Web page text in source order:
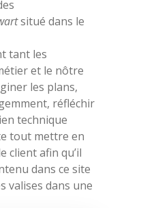
situé dans le
tant les
et le nôtre
les plans,
réfléchir
technique
tout mettre en
client afin qu’il
dans ce site
valises dans une